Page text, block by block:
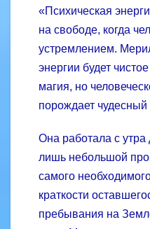
«Психическая
на свободе, когда
устремлением.
энергии будет
магия, но
порождает
Она работала с
лишь небольшой
самого
краткости
пребывания на